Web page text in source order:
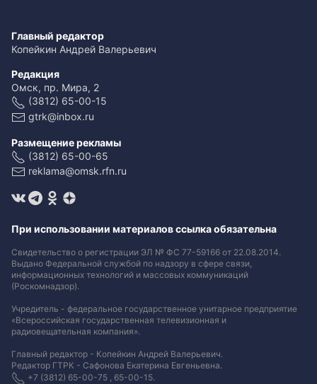
Главный редактор
Копейкин Андрей Валерьевич
Редакция
Омск, пр. Мира, 2
(3812) 65-00-15
gtrk@inbox.ru
Размещение рекламы
(3812) 65-00-65
reklama@omsk.rfn.ru
При использовании материалов ссылка обязательна
Свидетельство о регистрации ЭЛ № ФС 77-59166 от 22.08.2014.
Выдано Федеральной службой по надзору в сфере связи,
информационных технологий и массовых коммуникаций
(Роскомнадзор).
Учредитель - федеральное государственное унитарное предприятие
«Всероссийская государственная телевизионная и
радиовещательная компания».
Главный редактор - Копейкин Андрей Валерьевич.
Редактор ГТРК - Сафонова Екатерина Евгеньевна.
+7 (3812) 65-00-75 , 65-00-15.